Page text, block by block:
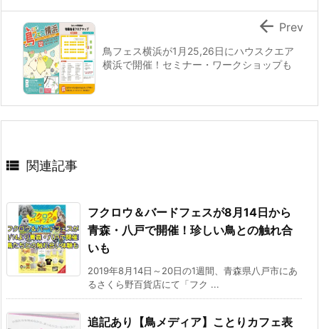
鳥フェス横浜が1月25,26日にハウスクエア
横浜で開催！セミナー・ワークショップも
 Prev
 関連記事
フクロウ＆バードフェスが8月14日から
青森・八戸で開催！珍しい鳥との触れ合
いも
2019年8月14日～20日の1週間、青森県八戸市にあ
るさくら野百貨店にて「フク ...
追記あり【鳥メディア】ことりカフェ表